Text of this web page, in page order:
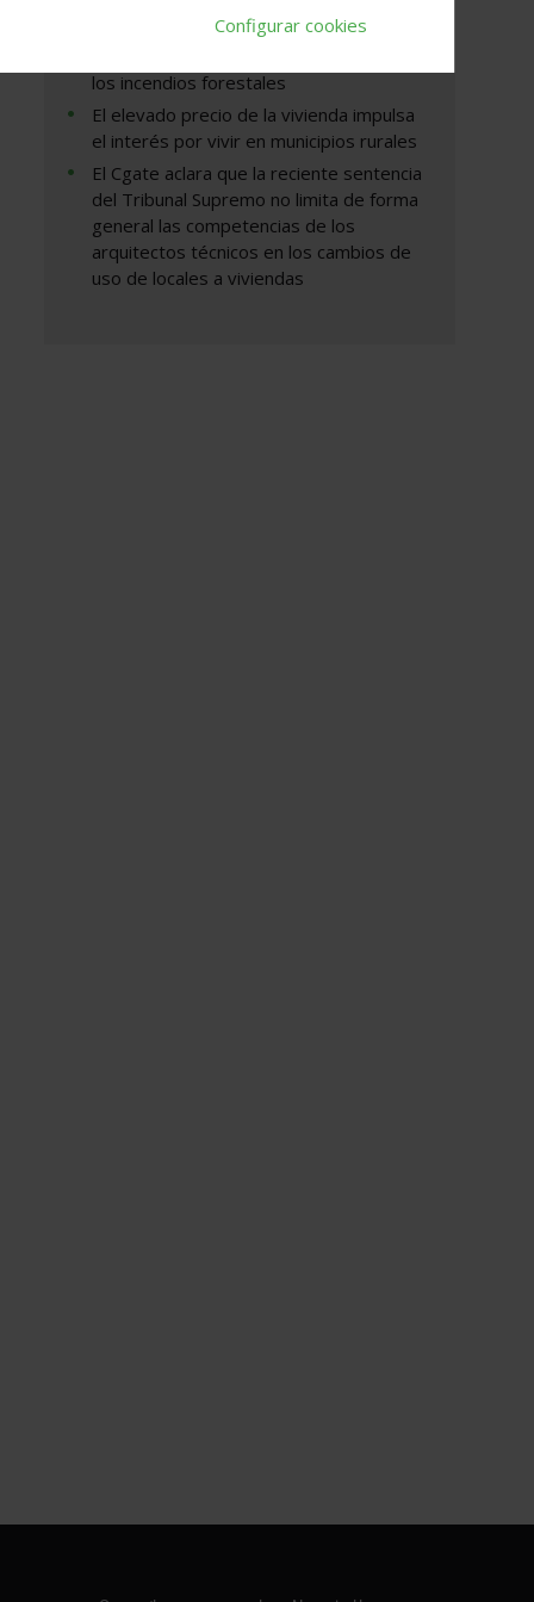
El Coam moviliza arquitectos voluntarios
los incendios forestales
El elevado precio de la vivienda impulsa
el interés por vivir en municipios rurales
El Cgate aclara que la reciente sentencia
del Tribunal Supremo no limita de forma
general las competencias de los
arquitectos técnicos en los cambios de
uso de locales a viviendas
Configurar cookies